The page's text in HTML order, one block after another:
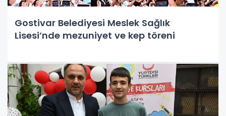
Gostivar Belediyesi Meslek Sağlık
Lisesi’nde mezuniyet ve kep töreni